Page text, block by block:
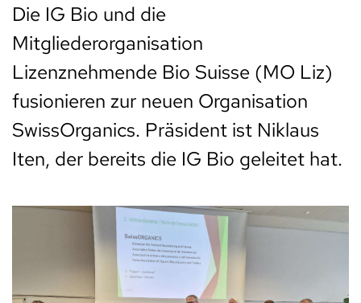
Die IG Bio und die
Mitgliederorganisation
Lizenznehmende Bio Suisse (MO Liz)
fusionieren zur neuen Organisation
SwissOrganics. Präsident ist Niklaus
Iten, der bereits die IG Bio geleitet hat.